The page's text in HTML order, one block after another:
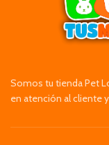
Somos tu tienda Pet
en atención al cliente